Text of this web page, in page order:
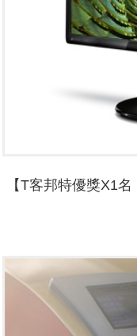
【T客邦特優獎X1